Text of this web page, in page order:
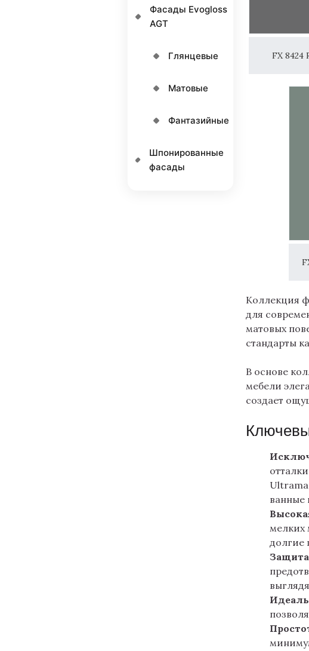
Фасады Еvogloss
AGT
Глянцевые
Матовые
Фантазийные
Шпонированные
фасады
FX 8424
Коллекция
для
матовых
стандарты
В основе
мебели
создает
ванные
мелких
долгие